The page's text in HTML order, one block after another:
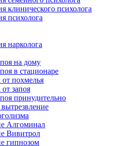
клинического психолога
психолога
нарколога
на дому
в стационаре
похмелья
запоя
принудительно
Алгоминал
Вивитрол
гипнозом